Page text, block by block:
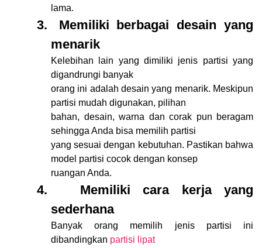
lama.
3.
Memiliki berbagai desain yang
menarik
Kelebihan lain yang dimiliki jenis partisi yang
digandrungi banyak
orang ini adalah desain yang menarik. Meskipun
partisi mudah digunakan, pilihan
bahan, desain, warna dan corak pun beragam
sehingga Anda bisa memilih partisi
yang sesuai dengan kebutuhan. Pastikan bahwa
model partisi cocok dengan konsep
ruangan Anda.
4.
Memiliki cara kerja yang
sederhana
Banyak orang memilih jenis partisi ini
dibandingkan partisi lipat